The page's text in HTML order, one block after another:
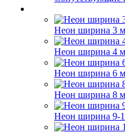
Неон ширина 3
Неон ширина 4
Неон ширина 6
Неон ширина 8
Неон ширина 9-